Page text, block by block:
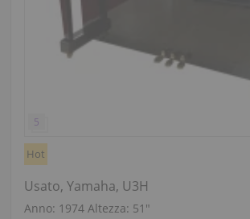
Hot
Usato, Yamaha, U3H
Anno: 1974 Altezza: 51″